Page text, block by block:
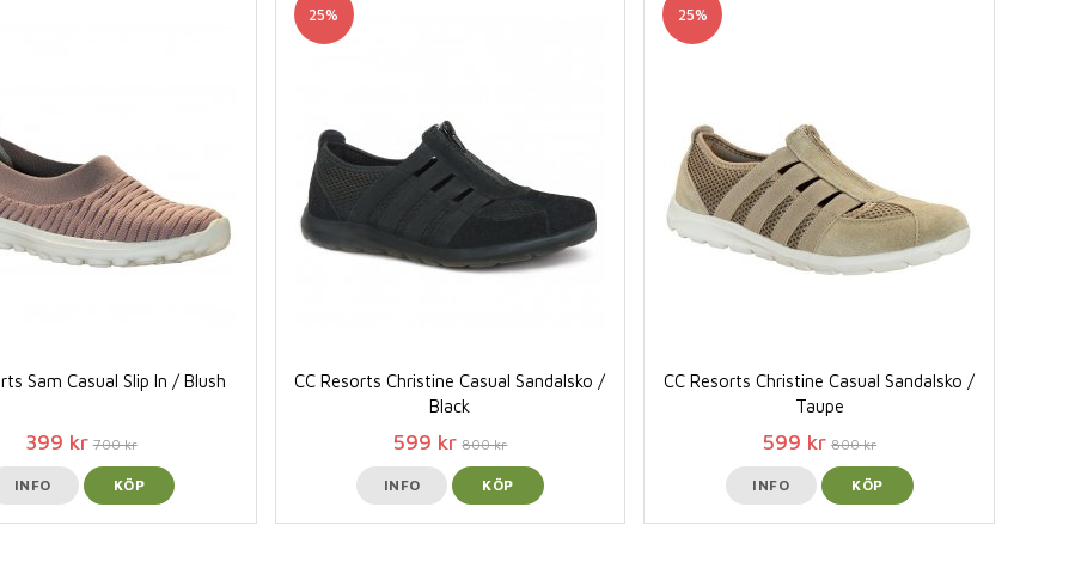
Sam Casual Slip In / Blush
399 kr 700 kr
INFO KÖP
25%
CC Resorts Christine Casual Sandalsko /
Black
599 kr 800 kr
INFO KÖP
25%
CC Resorts Christine Casual Sandalsko /
Taupe
599 kr 800 kr
INFO KÖP